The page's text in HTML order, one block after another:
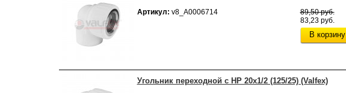
Артикул: v8_А0006714
89,50 руб.
83,23 руб.
В корзину
Угольник переходной с НР 20х1/2 (125/25) (Valfex)